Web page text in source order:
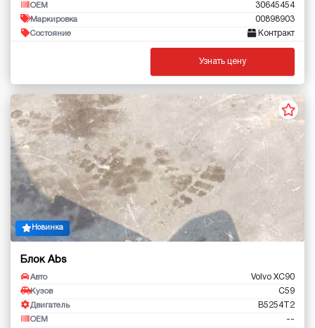
OEM 30645454
Маркировка 00898903
Состояние Контракт
Узнать цену
Новинка
Блок Abs
Авто Volvo XC90
Кузов C59
Двигатель B5254T2
OEM --